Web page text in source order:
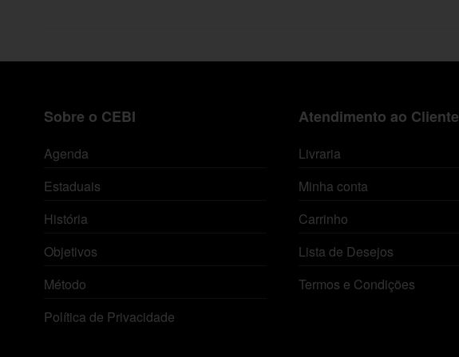
Sobre o CEBI
Agenda
Estaduais
História
Objetivos
Método
Política de Privacidade
Atendimento ao Cliente
Livraria
Minha conta
Carrinho
Lista de Desejos
Termos e Condições